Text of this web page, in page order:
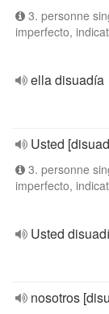
3. personne
imperfecto,
ella disuadía
Usted
3. personne
imperfecto,
Usted
nosotros